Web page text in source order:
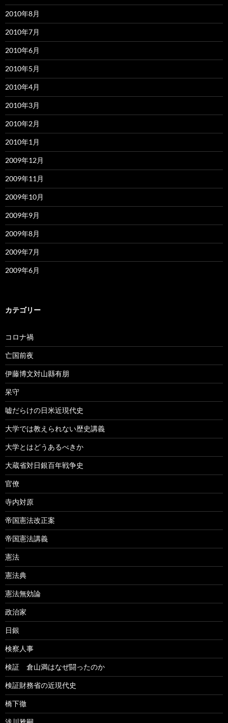
2010年8月
2010年7月
2010年6月
2010年5月
2010年4月
2010年3月
2010年2月
2010年1月
2009年12月
2009年11月
2009年10月
2009年9月
2009年8月
2009年7月
2009年6月
カテゴリー
コロナ禍
亡国前夜
伊藤博文対山縣有朋
呆守
嘘だらけの日米近現代史
大学では教えられない歴史講義
大学とはどうあるべきか
大蔵省対日銀百年戦争史
官僚
寺内対原
帝国憲法改正案
帝国憲法講義
憲法
憲法典
憲法無効論
政治家
日銀
検察人事
検証 倉山満はなぜ闘ったのか
検証財務省の近現代史
橋下徹